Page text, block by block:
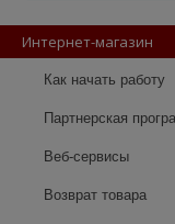
Интернет-магазин
Как начать работу
Партнерская
Веб-сервисы
Возврат товара